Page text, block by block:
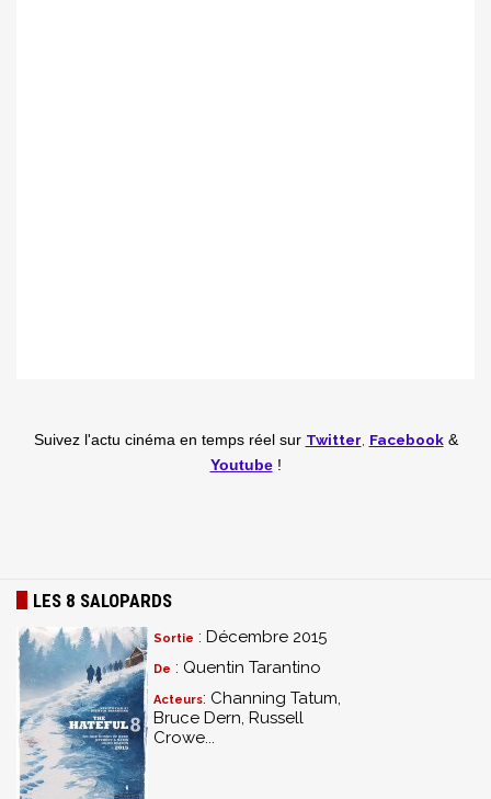
Suivez l'actu cinéma en temps réel sur Twitter Facebook&
Youtube!
LES 8 SALOPARDS
Sortie : Décembre 2015
De : Quentin Tarantino
Acteurs: Channing Tatum,
Bruce Dern, Russell
Crowe...